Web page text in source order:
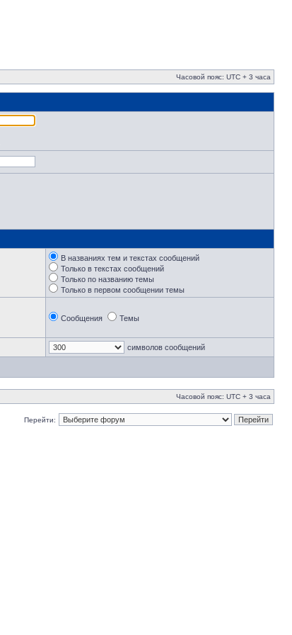
Часовой пояс: UTC + 3 часа
В названиях тем и текстах сообщений
Только в текстах сообщений
Только по названию темы
Только в первом сообщении темы
Сообщения Темы
символов сообщений
Часовой пояс: UTC + 3 часа
Перейти: